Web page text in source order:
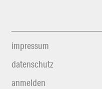
impressum
datenschutz
anmelden